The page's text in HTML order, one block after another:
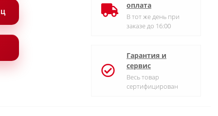
оплата
В тот же день при
заказе до 16:00
Гарантия и
сервис
Весь товар
сертифицирован